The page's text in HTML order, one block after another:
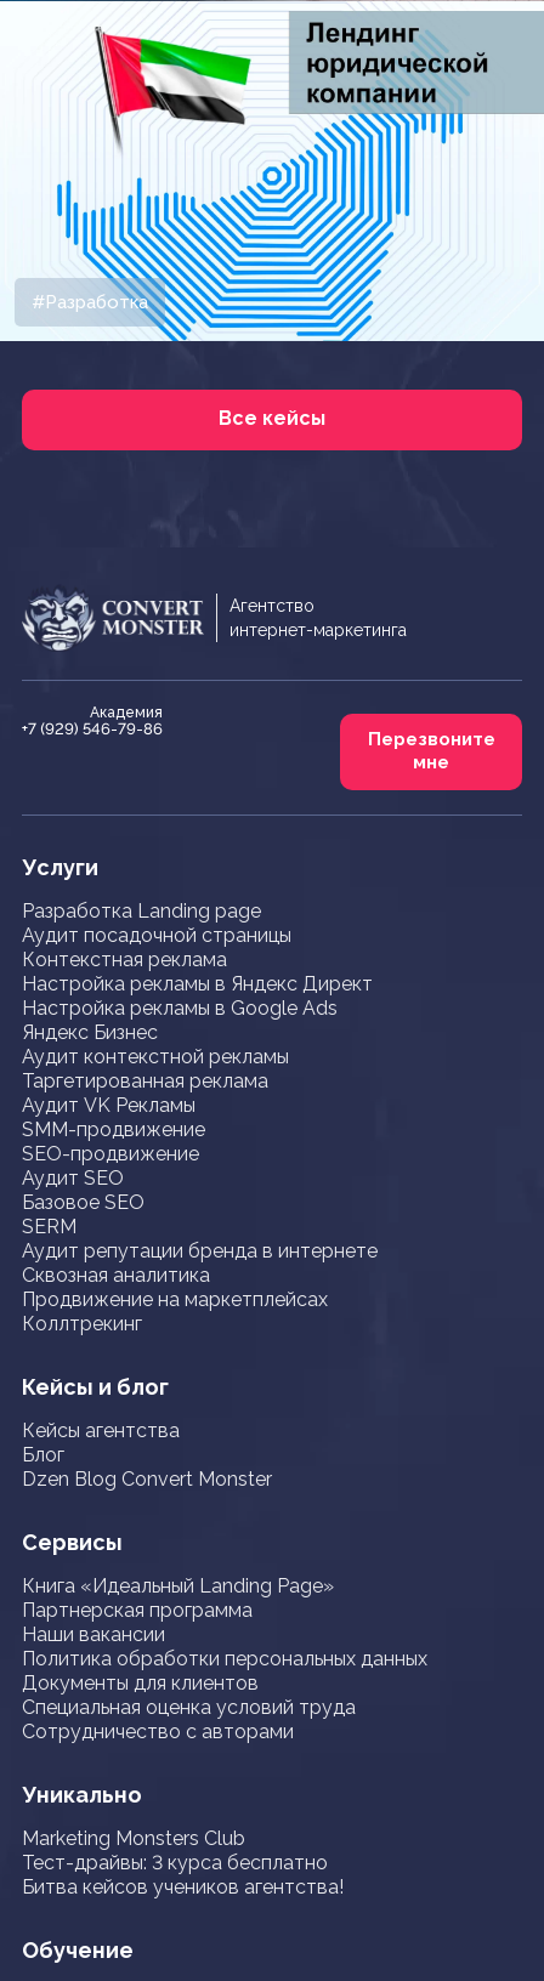
#Разработка
Все кейсы
Агентство
интернет-маркетинга
Академия
+7 (929) 546-79-86
Перезвоните
мне
Услуги
Разработка Landing page
Аудит посадочной страницы
Контекстная реклама
Настройка рекламы в Яндекс Директ
Настройка рекламы в Google Ads
Яндекс Бизнес
Аудит контекстной рекламы
Таргетированная реклама
Аудит VK Рекламы
SMM-продвижение
SEO-продвижение
Аудит SEO
Базовое SEO
SERM
Аудит репутации бренда в интернете
Сквозная аналитика
Продвижение на маркетплейсах
Коллтрекинг
Кейсы и блог
Кейсы агентства
Блог
Dzen Blog Convert Monster
Сервисы
Книга «Идеальный Landing Page»
Партнерская программа
Наши вакансии
Политика обработки персональных данных
Документы для клиентов
Специальная оценка условий труда
Сотрудничество с авторами
Уникально
Marketing Monsters Club
Тест-драйвы: 3 курса бесплатно
Битва кейсов учеников агентства!
Обучение